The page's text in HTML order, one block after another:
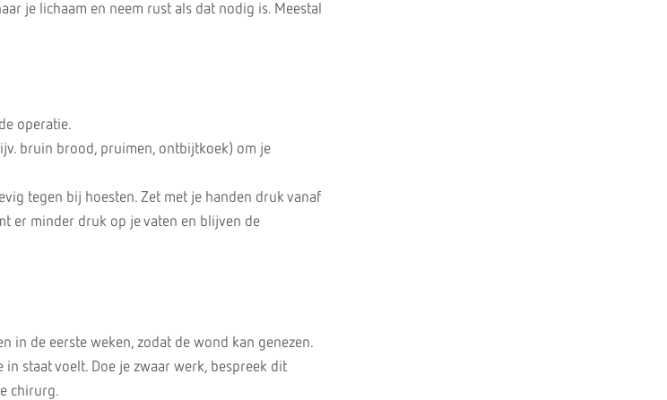
je lichaam en neem rust als dat nodig is. Meestal
operatie.
bruin brood, pruimen, ontbijtkoek) om je
tegen bij hoesten. Zet met je handen druk vanaf
er minder druk op je vaten en blijven de
in de eerste weken, zodat de wond kan genezen.
staat voelt. Doe je zwaar werk, bespreek dit
chirurg.